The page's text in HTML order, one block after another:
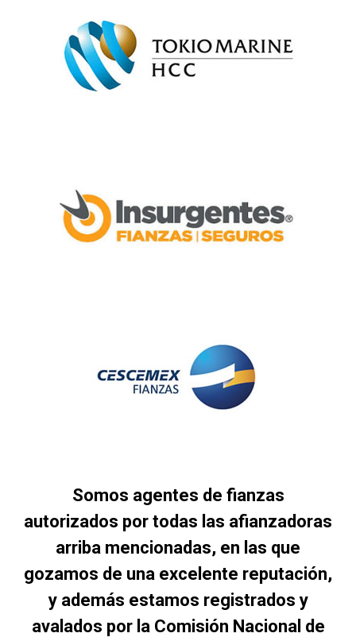
Somos agentes de fianzas
autorizados por todas las afianzadoras
arriba mencionadas, en las que
gozamos de una excelente reputación,
y además estamos registrados y
avalados por la Comisión Nacional de